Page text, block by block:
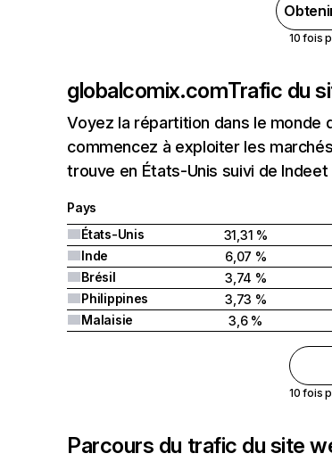
10 fois
globalcomix.comTrafic du
Voyez la répartition dans le
commencez à exploiter les
trouve en États-Unis suivi de Indeet
Pays
États-Unis
31,31 %
Inde
6,07 %
Brésil
3,74 %
Philippines
3,73 %
Malaisie
3,6 %
10 fois
Parcours du trafic du site